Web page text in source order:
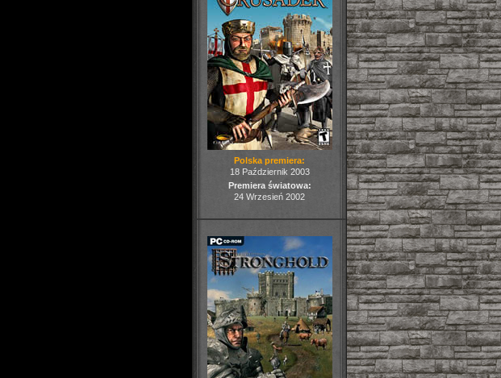
Polska premiera:
18 Październik 2003
Premiera światowa:
24 Wrzesień 2002